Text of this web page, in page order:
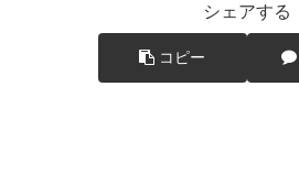
シェアする
コピー